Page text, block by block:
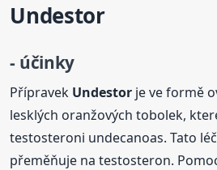
Undestor
- účinky
Přípravek Undestor je ve formě
lesklých oranžových tobolek,
testosteroni undecanoas. Tato
přeměňuje na testosteron.